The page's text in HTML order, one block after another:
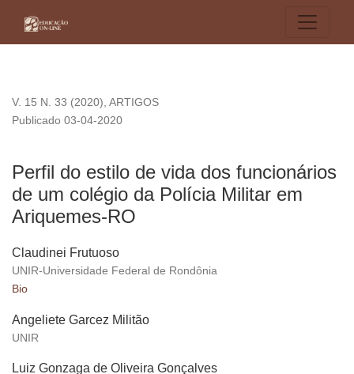
V. 15 N. 33 (2020), ARTIGOS
Perfil do estilo de vida dos funcionários
de um colégio da Polícia Militar em
Ariquemes-RO
Publicado 03-04-2020
Claudinei Frutuoso
UNIR-Universidade Federal de Rondônia
Bio
Angeliete Garcez Militão
UNIR
Luiz Gonzaga de Oliveira Gonçalves